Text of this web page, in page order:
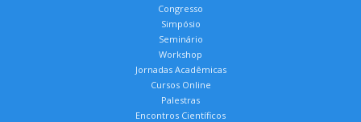
Congresso
Simpósio
Seminário
Workshop
Jornadas Acadêmicas
Cursos Online
Palestras
Encontros Científicos